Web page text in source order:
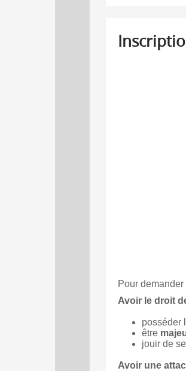
Pour
Avoir le droit
posséder
être
jouir de
Avoir une